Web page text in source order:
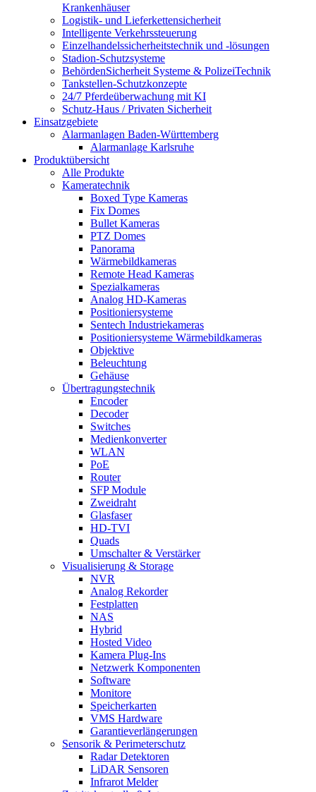
Krankenhäuser
Logistik- und Lieferkettensicherheit
Intelligente Verkehrssteuerung
Einzelhandelssicherheitstechnik und -lösungen
Stadion-Schutzsysteme
BehördenSicherheit Systeme & PolizeiTechnik
Tankstellen-Schutzkonzepte​
24/7 Pferdeüberwachung mit KI
Schutz-Haus / Privaten Sicherheit
Einsatzgebiete
Alarmanlagen Baden-Württemberg
Alarmanlage Karlsruhe
Produktübersicht
Alle Produkte
Kameratechnik
Boxed Type Kameras
Fix Domes
Bullet Kameras
PTZ Domes
Panorama
Wärmebildkameras
Remote Head Kameras
Spezialkameras
Analog HD-Kameras
Positioniersysteme
Sentech Industriekameras
Positioniersysteme Wärmebildkameras
Objektive
Beleuchtung
Gehäuse
Übertragungstechnik
Encoder
Decoder
Switches
Medienkonverter
WLAN
PoE
Router
SFP Module
Zweidraht
Glasfaser
HD-TVI
Quads
Umschalter & Verstärker
Visualisierung & Storage
NVR
Analog Rekorder
Festplatten
NAS
Hybrid
Hosted Video
Kamera Plug-Ins
Netzwerk Komponenten
Software
Monitore
Speicherkarten
VMS Hardware
Garantieverlängerungen
Sensorik & Perimeterschutz
Radar Detektoren
LiDAR Sensoren
Infrarot Melder